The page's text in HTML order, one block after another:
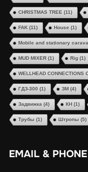
CHRISTMAS TREE (11)
FAK(11) House (1)
Mobile and stationary
MUD MIXER(1) Rig(1)
WELLHEAD CONNECTIONS
ГДЗ-300 (1) ЗМ(4)
Задвижка (4) КН(1)
Трубы (1) Штропы (5)
EMAIL & PHONE